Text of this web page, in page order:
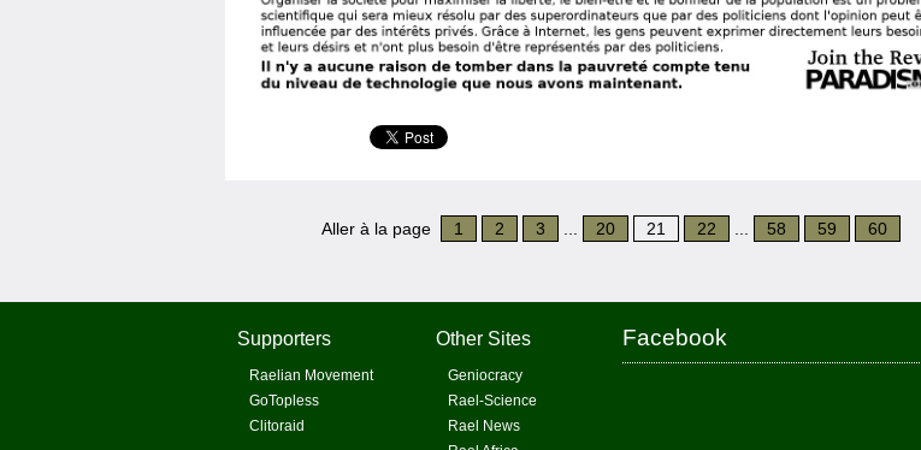
Aller à la page 1 2 3 20 21 22 58 59 60
Supporters
Raelian Movement
GoTopless
Clitoraid
Other Sites
Geniocracy
Rael-Science
Rael News
Facebook